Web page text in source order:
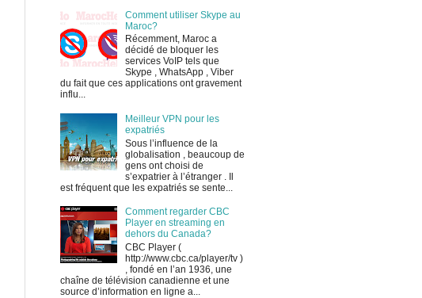
Comment utiliser Skype au
Maroc?
Récemment, Maroc a
décidé de bloquer les
services VoIP tels que
Skype , WhatsApp , Viber
du fait que ces applications ont gravement
influ...
Meilleur VPN pour les
expatriés
Sous l’influence de la
globalisation , beaucoup de
gens ont choisi de
s’expatrier à l’étranger . Il
est fréquent que les expatriés se sente...
Comment regarder CBC
Player en streaming en
dehors du Canada?
CBC Player (
http://www.cbc.ca/player/tv )
, fondé en l’an 1936, une
chaîne de télévision canadienne et une
source d’information en ligne a...